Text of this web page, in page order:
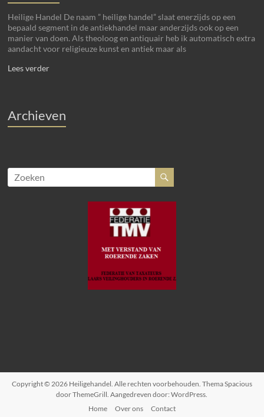
Heilige Handel De naam ” heilige handel” slaat enerzijds op een
bepaald segment in de antiekhandel maar anderzijds ook op een
manier van doen. Als theoloog en antiquair heb ik automatisch extra
aandacht voor religieuze kunst en antiek maar als
Lees verder
Archieven
Copyright © 2026 Heiligehandel . Alle rechten voorbehouden. ThemaSpacious
door ThemeGrill. Aangedreven door:WordPress
Home
Over ons Contact